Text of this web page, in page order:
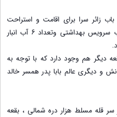
اطراف بقعه خالدنبی تعداد 33 باب زائر سرا برای اقامت و استراحت
زائرین و یک باب مسجد و 24 باب سرویس بهداشتی وتعداد 6 آب انبار
دیگر هم وجود دارد که با توجه به
و دیگری عالم بابا پدر همسر خالد
سر قله مسلط هزار دره شمالی ، بقعه